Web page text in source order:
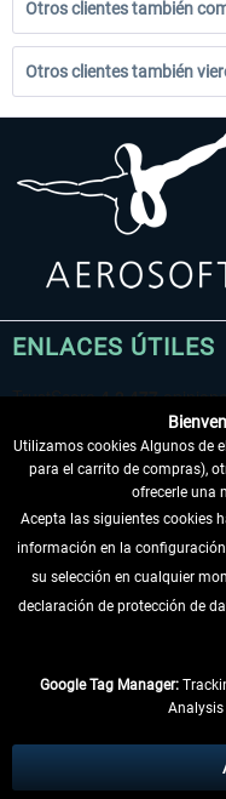
Otros clientes también
Otros clientes también
ENLACES ÚTILES
DESISTIR DEL
INFORMACIÓN
tasas de
** De aplicación a envíos
Utilizamos cookies Algunos de
para el carrito de compras),
ofrecerle una
Acepta las siguientes cookies
información en la
su selección en cualquier
declaración de protección de
Google Tag Manager:
Analysis